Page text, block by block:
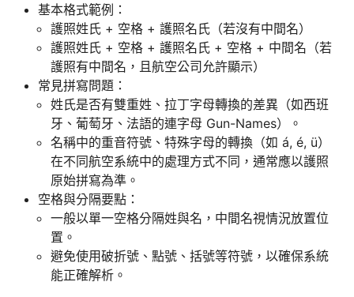
基本格式範例：
護照姓氏 + 空格 + 護照名氏（若沒有中間名）
護照姓氏 + 空格 + 護照名氏 + 空格 + 中間名（若
護照有中間名，且航空公司允許顯示）
常見拼寫問題：
姓氏是否有雙重姓、拉丁字母轉換的差異（如西班
牙、葡萄牙、法語的連字母 Gun-Names）。
名稱中的重音符號、特殊字母的轉換（如 á, é, ü）
在不同航空系統中的處理方式不同，通常應以護照
原始拼寫為準。
空格與分隔要點：
一般以單一空格分隔姓與名，中間名視情況放置位
置。
避免使用破折號、點號、括號等符號，以確保系統
能正確解析。